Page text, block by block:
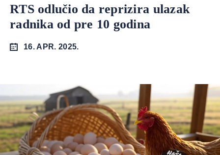
RTS odlučio da reprizira ulazak
radnika od pre 10 godina
16. APR. 2025.